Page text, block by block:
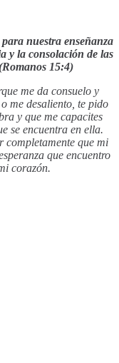
nuestra enseñanza
y la consolación de las
15:4)
me da consuelo y
me desaliento, te pido
y que me capacites
se encuentra en ella.
completamente que mi
que encuentro
corazón.